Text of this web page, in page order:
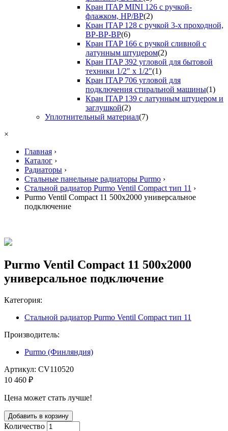
Кран ITAP MINI 126 с ручкой-
флажком, НР/ВР(2)
Кран ITAP 128 с ручкой 3-х проходной,
ВР-ВР-ВР(6)
Кран ITAP 166 с ручкой сливной с
латунным штуцером(2)
Кран ITAP 392 угловой для бытовой
техники 1/2" х 1/2"(1)
Кран ITAP 706 угловой для
подключения стиральной машины(1)
Кран ITAP 139 с латунным штуцером и
заглушкой(2)
Уплотнительный материал(7)
×
Главная ›
Каталог ›
Радиаторы ›
Стальные панельные радиаторы Purmo ›
Стальной радиатор Purmo Ventil Compact тип 11 ›
Purmo Ventil Compact 11 500х2000 универсальное
подключение
Purmo Ventil Compact 11 500х2000
универсальное подключение
Категория:
Стальной радиатор Purmo Ventil Compact тип 11
Производитель:
Purmo (Финляндия)
Артикул: CV110520
10 460 ₽
Цена может стать лучше!
Количество